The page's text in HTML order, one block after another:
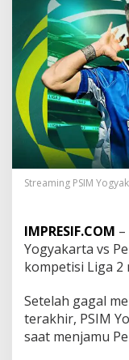
Streaming PSIM
IMPRESIF.COM
Yogyakarta vs
kompetisi Liga 2
Setelah gagal
terakhir, PSIM
saat menjamu